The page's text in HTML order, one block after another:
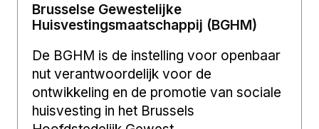
Brusselse Gewestelijke
Huisvestingsmaatschappij (BGHM)
De BGHM is de instelling voor openbaar
nut verantwoordelijk voor de
ontwikkeling en de promotie van sociale
huisvesting in het Brussels